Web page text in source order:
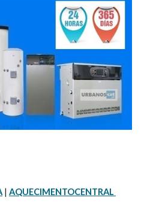
| AQUECIMENTOCENTRAL